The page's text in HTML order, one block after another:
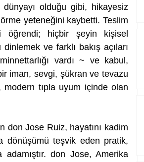
olduğu gibi, hikayesiz
yeteneğini kaybetti. Teslim
öğrendi; hiçbir şeyin kişisel
ve farklı bakış açıları
vardı ~ ve kabul,
iman, sevgi, şükran ve tevazu
modern tıpla uyum içinde olan
don Jose Ruiz, hayatını kadim
dönüşümü teşvik eden pratik,
don Jose, Amerika